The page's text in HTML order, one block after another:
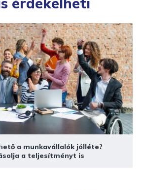
a munkavállalók jólléte?
a teljesítményt is